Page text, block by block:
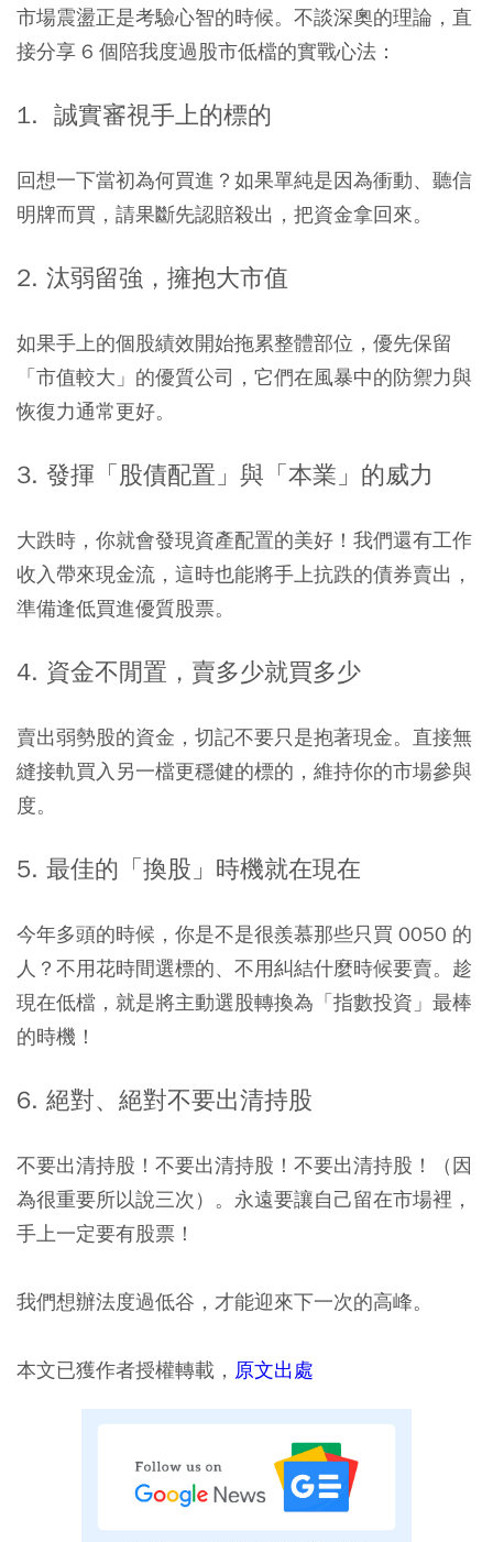
市場震盪正是考驗心智的時候。不談深奧的理論，直
接分享 6 個陪我度過股市低檔的實戰心法：
1. ​ 誠實審視手上的標的
回想一下當初為何買進？如果單純是因為衝動、聽信
明牌而買，請果斷先認賠殺出，把資金拿回來。
​2. 汰弱留強，擁抱大市值
如果手上的個股績效開始拖累整體部位，優先保留
「市值較大」的優質公司，它們在風暴中的防禦力與
恢復力通常更好。
3. 發揮「股債配置」與「本業」的威力
大跌時，你就會發現資產配置的美好！我們還有工作
收入帶來現金流，這時也能將手上抗跌的債券賣出，
準備逢低買進優質股票。
4. 資金不閒置，賣多少就買多少
賣出弱勢股的資金，切記不要只是抱著現金。直接無
縫接軌買入另一檔更穩健的標的，維持你的市場參與
度。
5. 最佳的「換股」時機就在現在
今年多頭的時候，你是不是很羨慕那些只買 0050 的
人？不用花時間選標的、不用糾結什麼時候要賣。趁
現在低檔，就是將主動選股轉換為「指數投資」最棒
的時機！
6. 絕對、絕對不要出清持股
不要出清持股！不要出清持股！不要出清持股！（因
為很重要所以說三次）。永遠要讓自己留在市場裡，
手上一定要有股票！
我們想辦法度過低谷，才能迎來下一次的高峰。
本文已獲作者授權轉載， 原文出處